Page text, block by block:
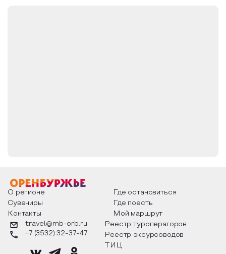
О регионе
Где остановиться
Сувениры
Где поесть
Контакты
Мой маршрут
travel@mb-orb.ru
+7 (3532) 32-37-47
Реестр туроператоров
Реестр эксурсоводов
ТИЦ